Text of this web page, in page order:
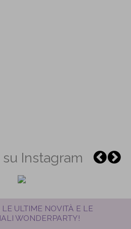
Instagram
LE ULTIME NOVITÀ E LE
WONDERPARTY!